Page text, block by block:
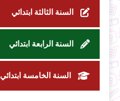
السنة الثالثة ابتدائي
السنة الرابعة ابتدائي
السنة الخامسة ابتدائي